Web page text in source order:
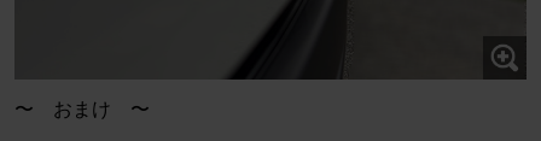
〜 おまけ 〜